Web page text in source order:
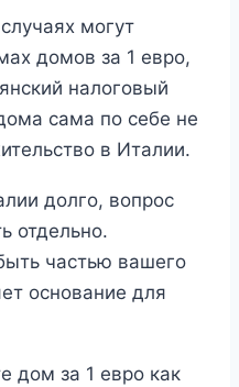
могут
домов за 1 евро,
налоговый
сама по себе не
в Италии.
долго, вопрос
отдельно.
частью вашего
основание для
дом за 1 евро как